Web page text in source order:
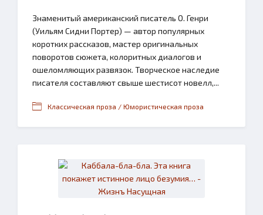
Знаменитый американский писатель О. Генри
(Уильям Сидни Портер) — автор популярных
коротких рассказов, мастер оригинальных
поворотов сюжета, колоритных диалогов и
ошеломляющих развязок. Творческое наследие
писателя составляют свыше шестисот новелл,...
Классическая проза / Юмористическая проза